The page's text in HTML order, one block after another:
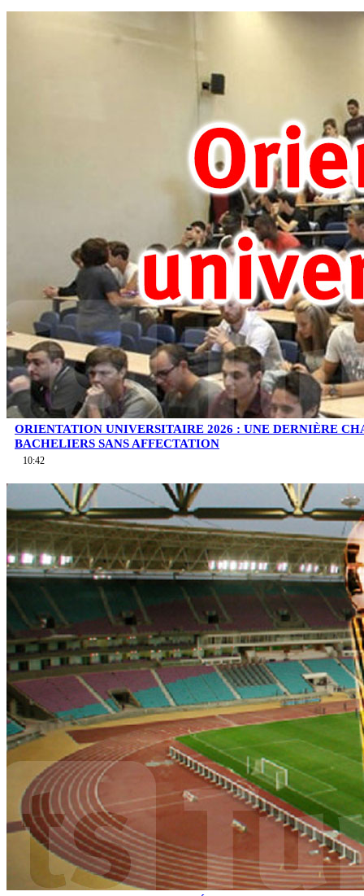
ORIENTATION UNIVERSITAIRE 2026 : UNE DERNIÈRE
BACHELIERS SANS AFFECTATION
10:42